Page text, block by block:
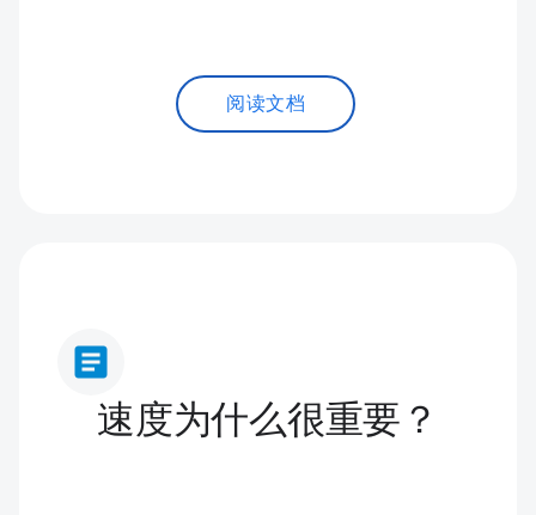
阅读文档
article
速度为什么很重要？